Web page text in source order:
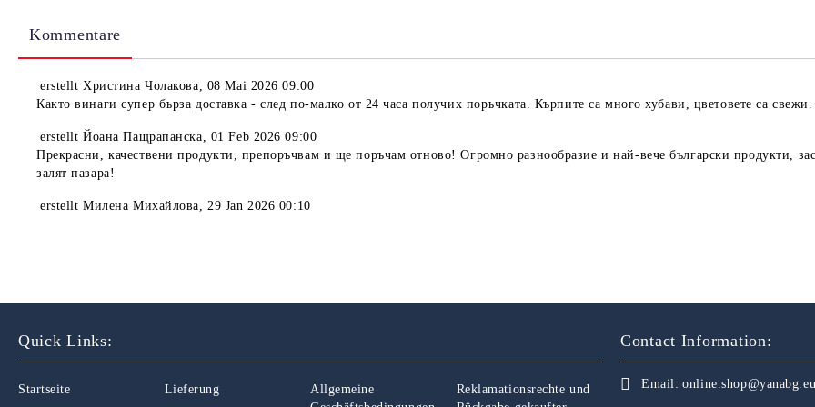
Kommentare
erstelltХристина Чолакова, 08 Mai 2026 09:00
Както винаги супер бърза доставка - след по-малко от 24 часа получих поръчката. Кърпите са много хубави, цветовете са свежи.
erstelltЙоана Пащрапанска, 01 Feb 2026 09:00
Прекрасни, качествени продукти, препоръчвам и ще поръчам отново! Огромно разнообразие и най-вече български продукти,
залят пазара!
erstelltМилена Михайлова,29 Jan 2026 00:10
Quick Links:
Startseite Lieferung
Allgemeine
Reklamationsrechte und
Contact Information:
Email: online.shop@yanabg.eu